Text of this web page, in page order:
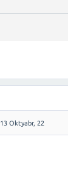
13 Oktyabr, 22